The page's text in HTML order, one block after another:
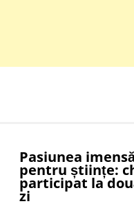
Pasiunea
pentru științe:
participat la
zi